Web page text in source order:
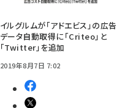
イルグルムが「アドエビス」の広告
データ自動取得に「Criteo」と
「Twitter」を追加
2019年8月7日 7:02